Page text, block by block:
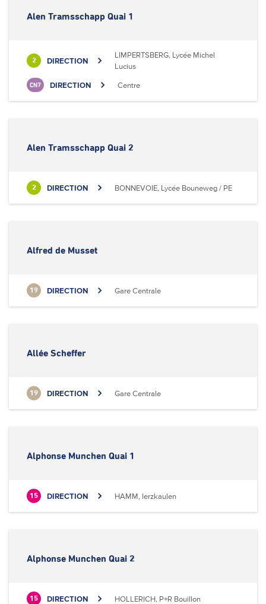
Alen Tramsschapp Quai 1
2 DIRECTION
LIMPERTSBERG, Lycée Michel
Lucius
CN7 DIRECTION Centre
Alen Tramsschapp Quai 2
2 DIRECTION BONNEVOIE, Lycée Bouneweg / PE
Alfred de Musset
19 DIRECTION Gare Centrale
Allée Scheffer
19 DIRECTION Gare Centrale
Alphonse Munchen Quai 1
15 DIRECTION HAMM, Ierzkaulen
Alphonse Munchen Quai 2
15 DIRECTION HOLLERICH, P+R Bouillon